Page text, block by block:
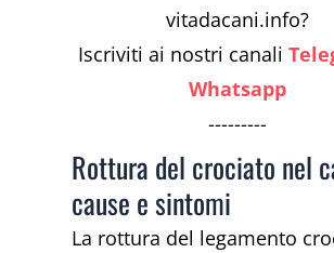
vitadacani.info?
Iscriviti ai nostri canali
Whatsapp
---------
Rottura del crociato nel
cause e sintomi
La rottura del legamento